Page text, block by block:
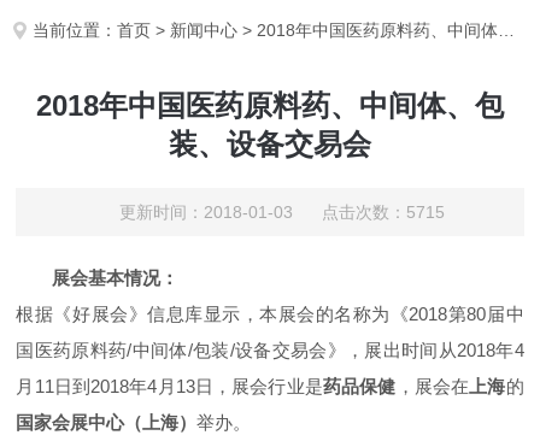
当前位置：首页 > 新闻中心 > 2018年中国医药原料药、中间体、包装、设备交易会
2018年中国医药原料药、中间体、包
装、设备交易会
更新时间：2018-01-03 点击次数：5715
展会基本情况：
根据《好展会》信息库显示，本展会的名称为《2018第80届中
国医药原料药/中间体/包装/设备交易会》，展出时间从2018年4
月11日到2018年4月13日，展会行业是药品保健 ，展会在 上海的
国家会展中心（上海）举办。